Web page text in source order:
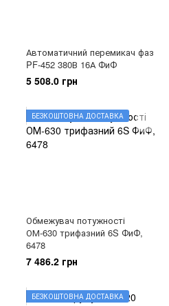
Автоматичний перемикач фаз
PF-452 380В 16А ФиФ
5 508.0 грн
БЕЗКОШТОВНА ДОСТАВКА
Обмежувач потужності
ОМ-630 трифазний 6S ФиФ,
6478
7 486.2 грн
БЕЗКОШТОВНА ДОСТАВКА